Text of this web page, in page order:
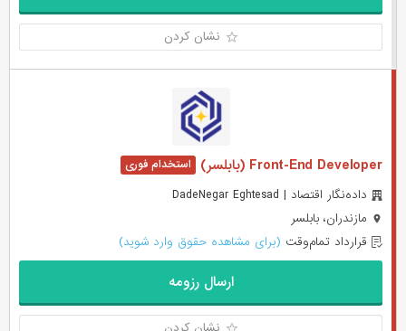
نشان کردن
Front-End Developer (بابلسر)
داده‌نگار اقتصاد | DadeNegar Eghtesad
مازندران، بابلسر
قرارداد تمام‌وقت (برای مشاهده حقوق وارد شوید)
ارسال رزومه